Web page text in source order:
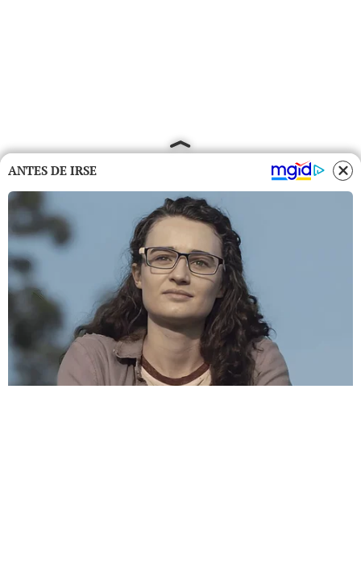
ANTES DE IRSE